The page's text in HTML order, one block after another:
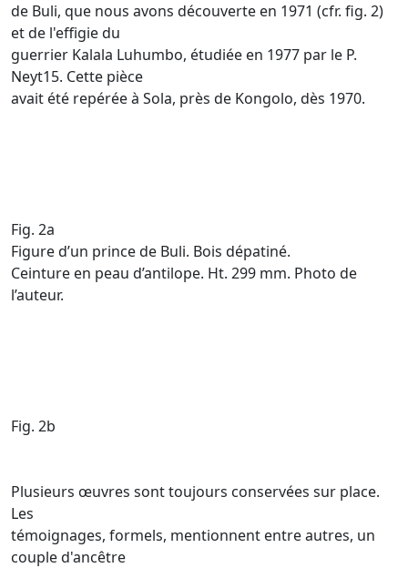
de Buli, que nous avons découverte en 1971 (cfr. fig. 2)
et de l'effigie du
guerrier Kalala Luhumbo, étudiée en 1977 par le P.
Neyt15. Cette pièce
avait été repérée à Sola, près de Kongolo, dès 1970.
Fig. 2a
Figure d’un prince de Buli. Bois dépatiné.
Ceinture en peau d’antilope. Ht. 299 mm. Photo de
l’auteur.
Fig. 2b
Plusieurs œuvres sont toujours conservées sur place.
Les
témoignages, formels, mentionnent entre autres, un
couple d'ancêtre